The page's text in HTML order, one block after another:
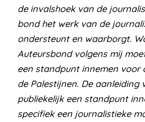
de invalshoek van de
bond het werk van de
ondersteunt en waarborgt.
Auteursbond volgens mij
een standpunt innemen voor
de Palestijnen. De aanleiding
publiekelijk een standpunt
specifiek een journalistieke